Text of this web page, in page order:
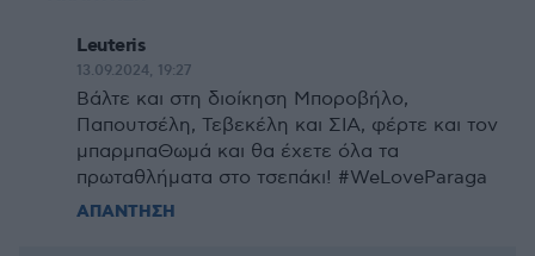
Leuteris
13.09.2024, 19:27
Βάλτε και στη διοίκηση Μποροβήλο,
Παπουτσέλη, Τεβεκέλη και ΣΙΑ, φέρτε και τον
μπαρμπαΘωμά και θα έχετε όλα τα
πρωταθλήματα στο τσεπάκι! #WeLoveParaga
ΑΠΑΝΤΗΣΗ